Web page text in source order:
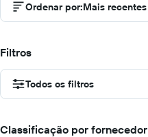
Ordenar por:Mais recentes
Filtros
Todos os filtros
Classificação por fornecedor